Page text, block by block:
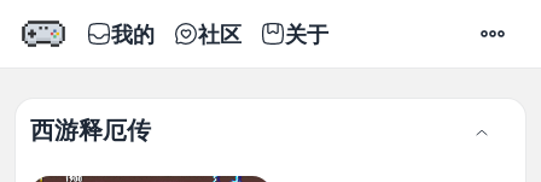
我的 社区 关于 设置
西游释厄传